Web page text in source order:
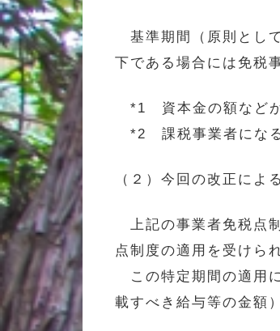
基準期間（原則とし
下である場合には免税
*1 資本金の額などが
*2 課税事業者にな
（２）今回の改正によ
上記の事業者免税点
点制度の適用を受けら
この特定期間の適用
載すべき給与等の金額